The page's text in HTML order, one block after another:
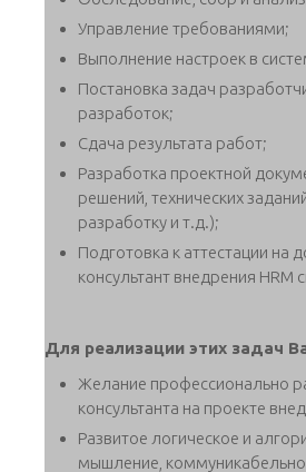
Управление требованиями;
Выполнение настроек в
Постановка задач
разработок;
Сдача результата работ;
Разработка проектной
решений, технических
разработку и т.д.);
Подготовка к аттестации на
консультант внедрения HRM
Для реализации этих задач
Желание профессионально
консультанта на проекте
Развитое логическое и
мышление,